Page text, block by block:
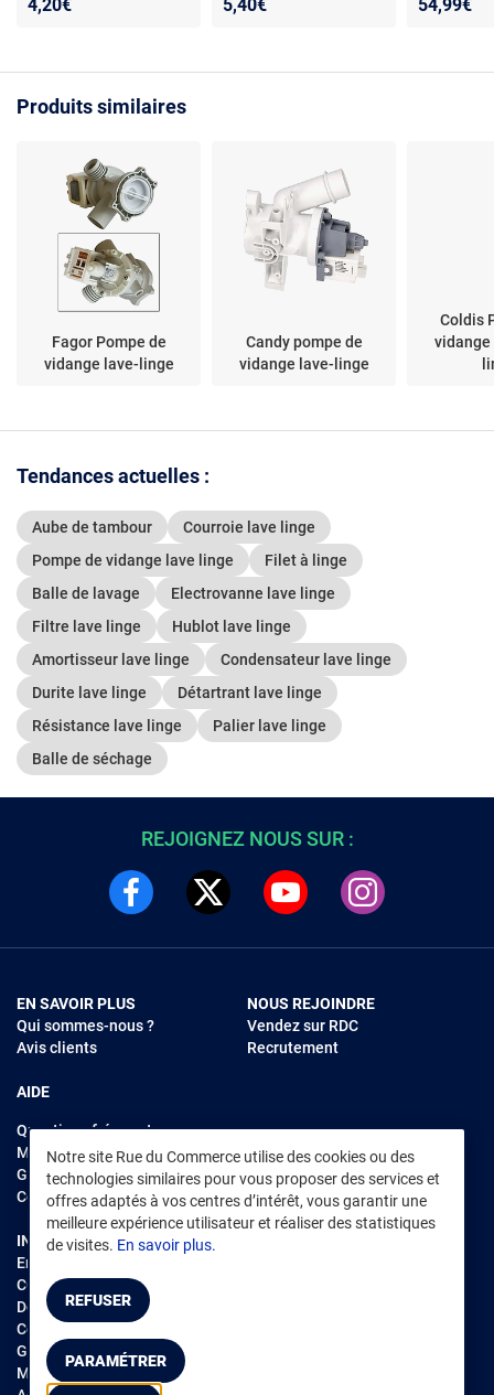
4,20€ 5,40€ 54,99€
Produits similaires
Fagor Pompe de
vidange lave-linge
Candy pompe de
vidange lave-linge
Coldis
vidange
Tendances actuelles :
Aube de tambour
Courroie lave linge
Pompe de vidange lave linge
Filet à linge
Balle de lavage
Electrovanne lave linge
Filtre lave linge
Hublot lave linge
Amortisseur lave linge
Condensateur lave linge
Durite lave linge
Détartrant lave linge
Résistance lave linge
Palier lave linge
Balle de séchage
Notre site Rue du Commerce utilise des cookies ou des
technologies similaires pour vous proposer des services et
offres adaptés à vos centres d’intérêt, vous garantir une
meilleure expérience utilisateur et réaliser des statistiques
de visites. En savoir plus.
REFUSER
PARAMÉTRER
REJOIGNEZ NOUS SUR :
EN SAVOIR PLUS
Qui sommes-nous ?
Avis clients
AIDE
Questions fréquentes
Modes de règlements
Garantie et retours
Contacter Rue du Commerce
NOUS REJOINDRE
Vendez sur RDC
Recrutement
INFORMATIONS LÉGALES
Environnement
CGV /CGU Marketplace
Données personnelles
Cookies
Gérer mes cookies
Mentions légales